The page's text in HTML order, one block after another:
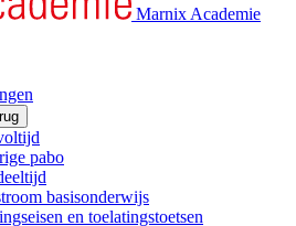
Marnix Academie
pabo
basisonderwijs
en toelatingstoetsen